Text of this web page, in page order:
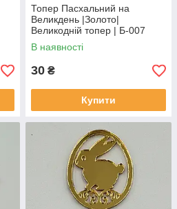
Топер Пасхальний на
Великдень |Золото|
Великодній топер | Б-007
В наявності
30 ₴
Купити